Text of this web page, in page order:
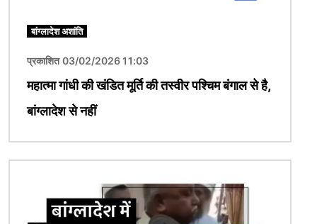
बांग्लादेश अशांति
प्रकाशित 03/02/2026 11:03
महात्मा गांधी की खंडित मूर्ति की तस्वीर पश्चिम बंगाल से है,
बांग्लादेश से नहीं